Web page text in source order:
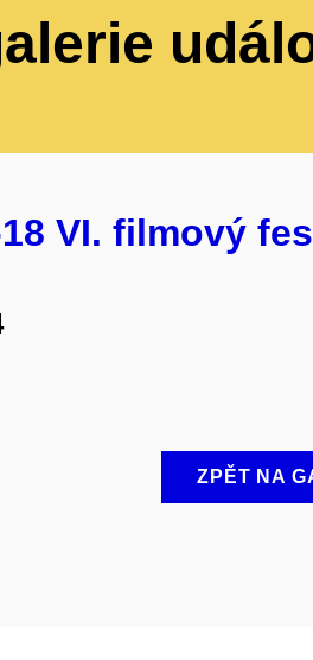
VI. filmový
ZPĚT NA